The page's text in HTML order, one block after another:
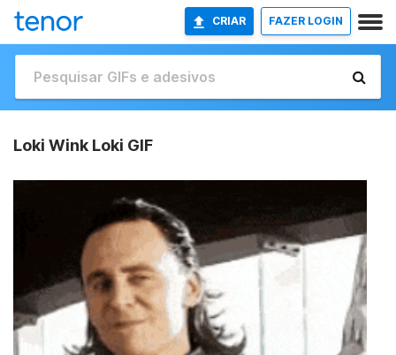
CRIAR FAZER LOGIN
Loki Wink Loki GIF